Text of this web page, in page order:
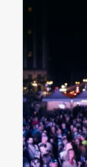
En famille